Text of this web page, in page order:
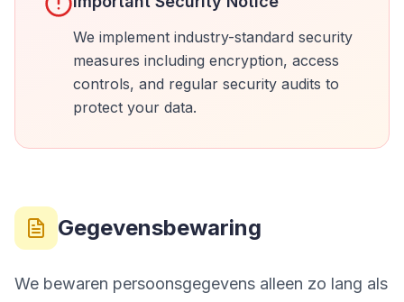
We implement industry-standard security
measures including encryption, access
controls, and regular security audits to
protect your data.
Gegevensbewaring
We bewaren persoonsgegevens alleen zo lang als